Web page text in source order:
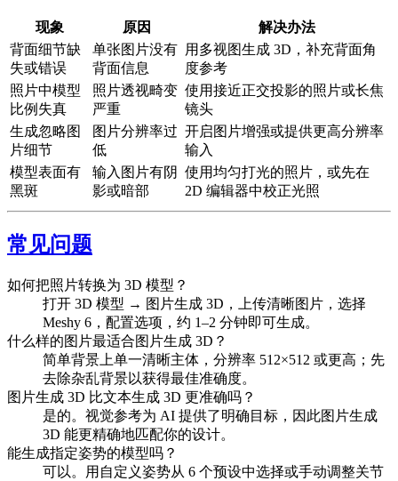
现象 原因
解决办法
背面细节缺
失或错误
单张图片没有
背面信息
用多视图生成 3D，补充背面角
度参考
照片中模型
比例失真
照片透视畸变
严重
使用接近正交投影的照片或长焦
镜头
生成忽略图
片细节
图片分辨率过
低
开启图片增强或提供更高分辨率
输入
模型表面有
黑斑
输入图片有阴
影或暗部
使用均匀打光的照片，或先在
2D 编辑器中校正光照
常见问题
如何把照片转换为 3D 模型？
打开 3D 模型 → 图片生成 3D，上传清晰图片，选择
Meshy 6，配置选项，约 1–2 分钟即可生成。
什么样的图片最适合图片生成 3D？
简单背景上单一清晰主体，分辨率 512×512 或更高；先
去除杂乱背景以获得最佳准确度。
图片生成 3D 比文本生成 3D 更准确吗？
是的。视觉参考为 AI 提供了明确目标，因此图片生成
3D 能更精确地匹配你的设计。
能生成指定姿势的模型吗？
可以。用自定义姿势从 6 个预设中选择或手动调整关节